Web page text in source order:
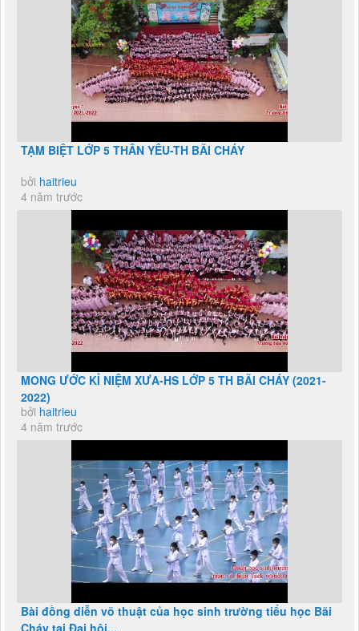
TẠM BIỆT LỚP 5 THÂN YÊU-TH BÃI CHÁY
bởi haitrieu
4 năm trước
MONG ƯỚC KỈ NIỆM XƯA-HS LỚP 5 TH BÃI CHÁY (2021-
2022)
bởi haitrieu
4 năm trước
Bài đồng diễn võ thuật của học sinh trường tiểu học Bãi
Cháy tại Đại hội...